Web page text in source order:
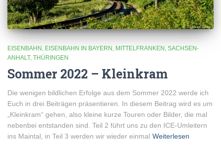
EISENBAHN EISENBAHN IN BAYERN MITTELFRANKEN SACHSEN-
ANHALT THÜRINGEN
Sommer 2022 – Kleinkram
Die wenigen bildlichen Erfolge aus dem Sommer 2022 werde ich
Euch in drei Beiträgen präsentieren. In diesem Beitrag wird es um
„Kleinkram“ gehen, also kleine kurze Touren oder Bilder, die mal
nebenbei entstanden sind. Teil 2 führt uns zu den ICE-Umleitern
ins Maintal, in Teil 3 werden wir wieder einmal Weiterlesen